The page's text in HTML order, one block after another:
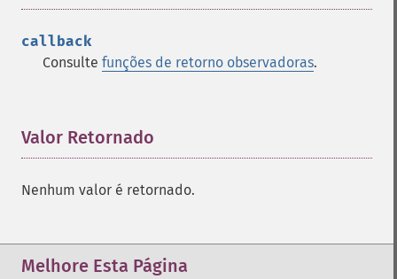
callback
Consulte funções de retorno observadoras.
Valor Retornado
Nenhum valor é retornado.
Melhore Esta Página